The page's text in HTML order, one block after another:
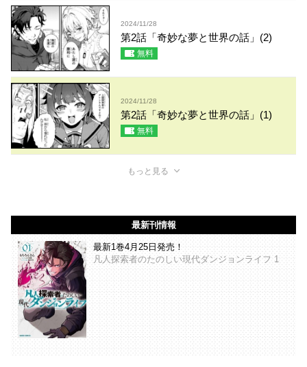
2024/11/28
第2話「奇妙な夢と世界の話」(2)
無料
2024/11/28
第2話「奇妙な夢と世界の話」(1)
無料
もっと見る
最新刊情報
最新1巻4月25日発売！
凡人探索者のたのしい現代ダンジョンライフ 1